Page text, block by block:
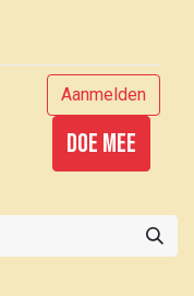
Aanmelden
Doe mee